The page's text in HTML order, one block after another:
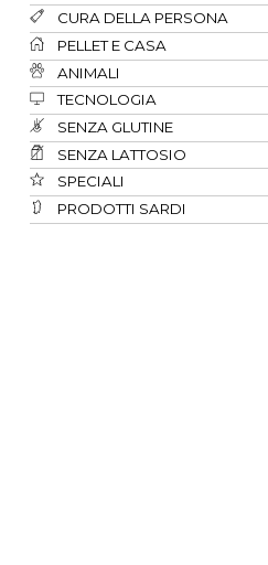
CURA DELLA PERSONA
PELLET E CASA
ANIMALI
TECNOLOGIA
SENZA GLUTINE
SENZA LATTOSIO
SPECIALI
PRODOTTI SARDI